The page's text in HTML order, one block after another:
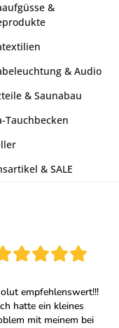
&
& Audio
& Saunabau
Tauchbecken
& SALE